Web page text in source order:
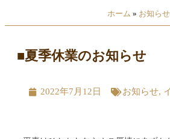
ホーム » お知らせ
■夏季休業のお知らせ
2022年7月12日 お知らせ,